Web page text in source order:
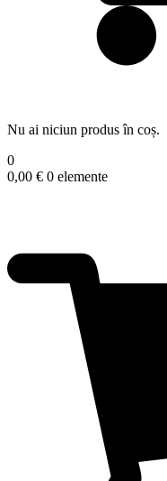
Nu ai niciun produs în coș.
0
0,00 € 0 elemente